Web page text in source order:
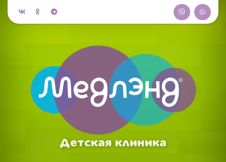
Детская клиника